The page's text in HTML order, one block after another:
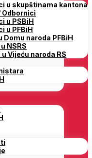
u skupštinama kantona
Odbornici
u PSBiH
u PFBiH
Domu naroda PFBiH
NSRS
Vijeću naroda RS